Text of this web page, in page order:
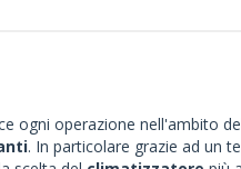
ogni operazione nell'ambito
. In particolare grazie ad un